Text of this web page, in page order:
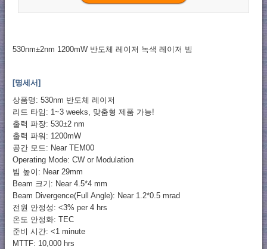
530nm±2nm 1200mW 반도체 레이저 녹색 레이저 빔
[명세서]
상품명: 530nm 반도체 레이저
리드 타임: 1~3 weeks, 맞춤형 제품 가능!
출력 파장: 530±2 nm
출력 파워: 1200mW
공간 모드: Near TEM00
Operating Mode: CW or Modulation
빔 높이: Near 29mm
Beam 크기: Near 4.5*4 mm
Beam Divergence(Full Angle): Near 1.2*0.5 mrad
전원 안정성: <3% per 4 hrs
온도 안정화: TEC
준비 시간: <1 minute
MTTF: 10,000 hrs